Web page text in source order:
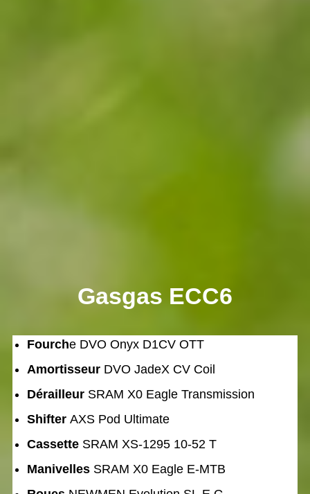
Gasgas ECC6
Fourche DVO Onyx D1CV OTT
Amortisseur DVO JadeX CV Coil
Dérailleur SRAM X0 Eagle Transmission
Shifter AXS Pod Ultimate
Cassette SRAM XS-1295 10-52 T
Manivelles SRAM X0 Eagle E-MTB